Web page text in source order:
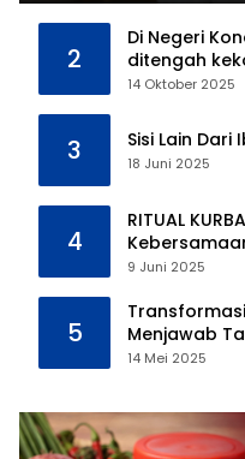
2
Di Negeri
ditengah
14 Oktober 2025
3 Sisi Lain Dari
18 Juni 2025
4
RITUAL
9 Juni 2025
5
Menjawab
Pengelolaan
14 Mei 2025